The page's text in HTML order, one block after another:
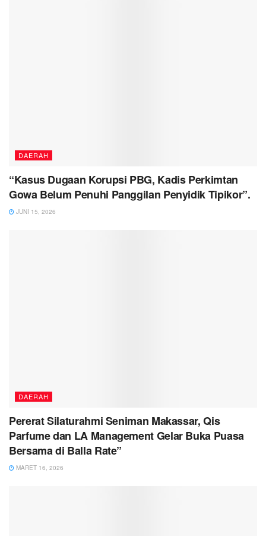
DAERAH
“Kasus Dugaan Korupsi PBG, Kadis Perkimtan
Gowa Belum Penuhi Panggilan Penyidik Tipikor”.
JUNI 15, 2026
DAERAH
Pererat Silaturahmi Seniman Makassar, Qis
Parfume dan LA Management Gelar Buka Puasa
Bersama di Balla Rate”
MARET 16, 2026